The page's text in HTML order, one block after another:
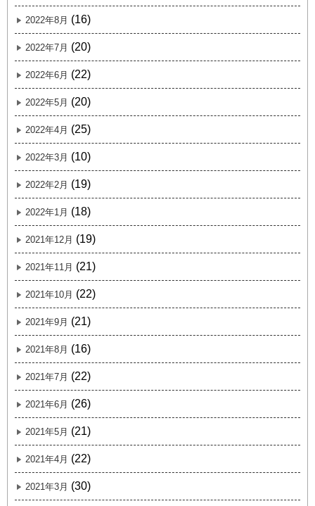
2022年8月 (16)
2022年7月 (20)
2022年6月 (22)
2022年5月 (20)
2022年4月 (25)
2022年3月 (10)
2022年2月 (19)
2022年1月 (18)
2021年12月 (19)
2021年11月 (21)
2021年10月 (22)
2021年9月 (21)
2021年8月 (16)
2021年7月 (22)
2021年6月 (26)
2021年5月 (21)
2021年4月 (22)
2021年3月 (30)